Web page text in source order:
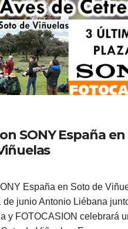
SONY España en
España en Soto de
de junio Antonio Liébana
y FOTOCASION celebrará